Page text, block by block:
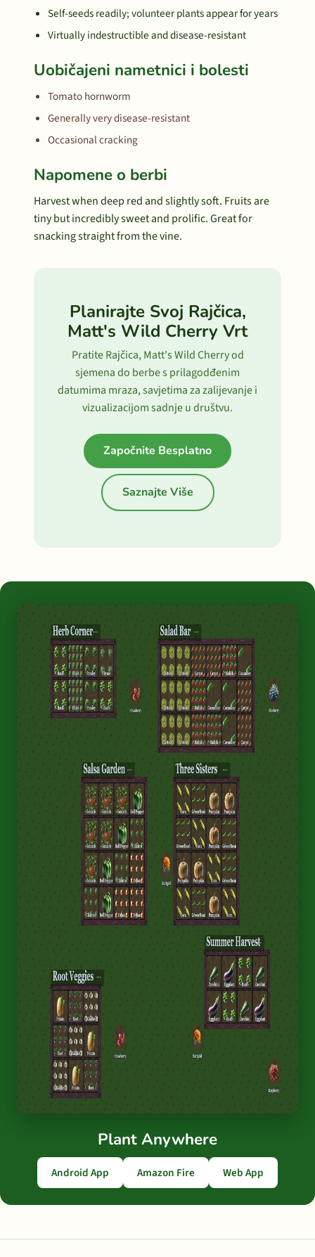
Self-seeds readily; volunteer plants appear for years
Virtually indestructible and disease-resistant
Uobičajeni nametnici i bolesti
Tomato hornworm
Generally very disease-resistant
Occasional cracking
Napomene o berbi
Harvest when deep red and slightly soft. Fruits are
tiny but incredibly sweet and prolific. Great for
snacking straight from the vine.
Planirajte Svoj Rajčica,
Matt's Wild Cherry Vrt
Pratite Rajčica, Matt's Wild Cherry od
sjemena do berbe s prilagodđenim
datumima mraza, savjetima za zalijevanje i
vizualizacijom sadnje u društvu.
Započnite Besplatno
Saznajte Više
Plant Anywhere
Android App Amazon Fire Web App